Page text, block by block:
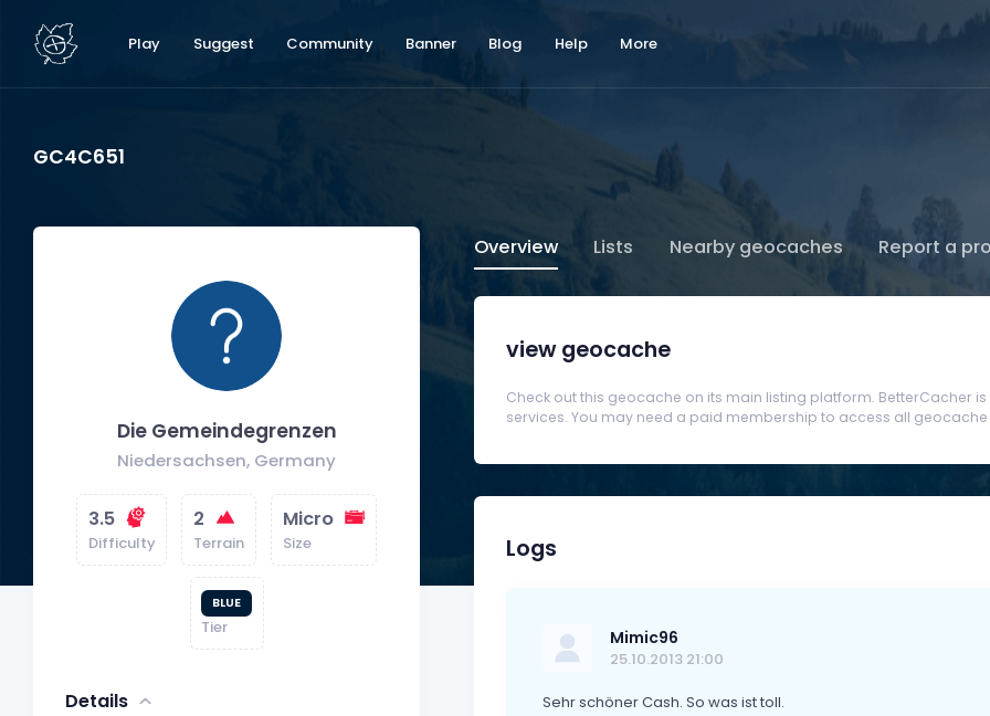
Play Suggest Community Banner Blog Help More
GC4C651
Die Gemeindegrenzen
Niedersachsen, Germany
3.5
Difficulty
2
Terrain
Micro
Size
BLUE
Tier
Details
Overview Lists Nearby geocaches Report a
view geocache
Check out this geocache on its main listing platform. BetterCacher
services. You may need a paid membership to access all
Logs
Mimic96
25.10.2013 21:00
Sehr schöner Cash. So was ist toll.